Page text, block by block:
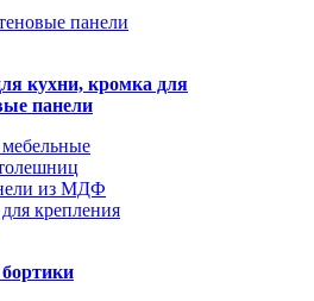
кухни, кромка для
панели
из МДФ
крепления